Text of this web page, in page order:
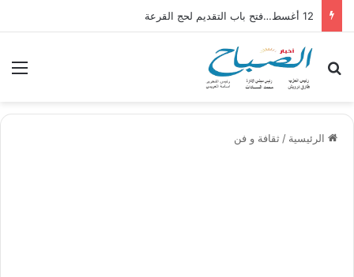
12 أغسط…فتح باب التقديم لحج القرعة
بحث عن
الرئيسية / ثقافة و فن